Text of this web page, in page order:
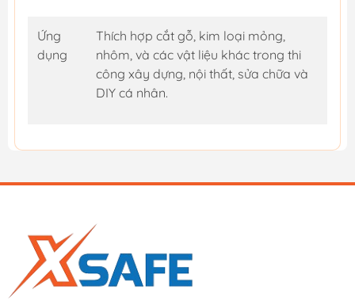
Ứng
dụng
Thích hợp cắt gỗ, kim loại mỏng,
nhôm, và các vật liệu khác trong thi
công xây dựng, nội thất, sửa chữa và
DIY cá nhân.